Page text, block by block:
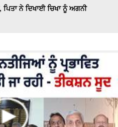
ਨੇ ਦਿਖਾਈ ਚਿਖਾ ਨੂੰ ਅਗਨੀ